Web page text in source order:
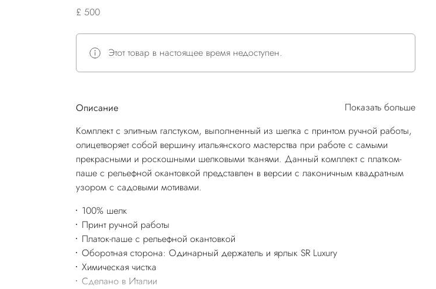
£ 500
Этот товар в настоящее время недоступен.
Описание
Показать больше
Комплект с элитным галстуком, выполненный из шелка с принтом ручной работы,
олицетворяет собой вершину итальянского мастерства при работе с самыми
прекрасными и роскошными шелковыми тканями. Данный комплект с платком-
паше с рельефной окантовкой представлен в версии с лаконичным квадратным
узором с садовыми мотивами.
100% шелк
Принт ручной работы
Платок-паше с рельефной окантовкой
Оборотная сторона: Одинарный держатель и ярлык SR Luxury
Химическая чистка
Сделано в Италии